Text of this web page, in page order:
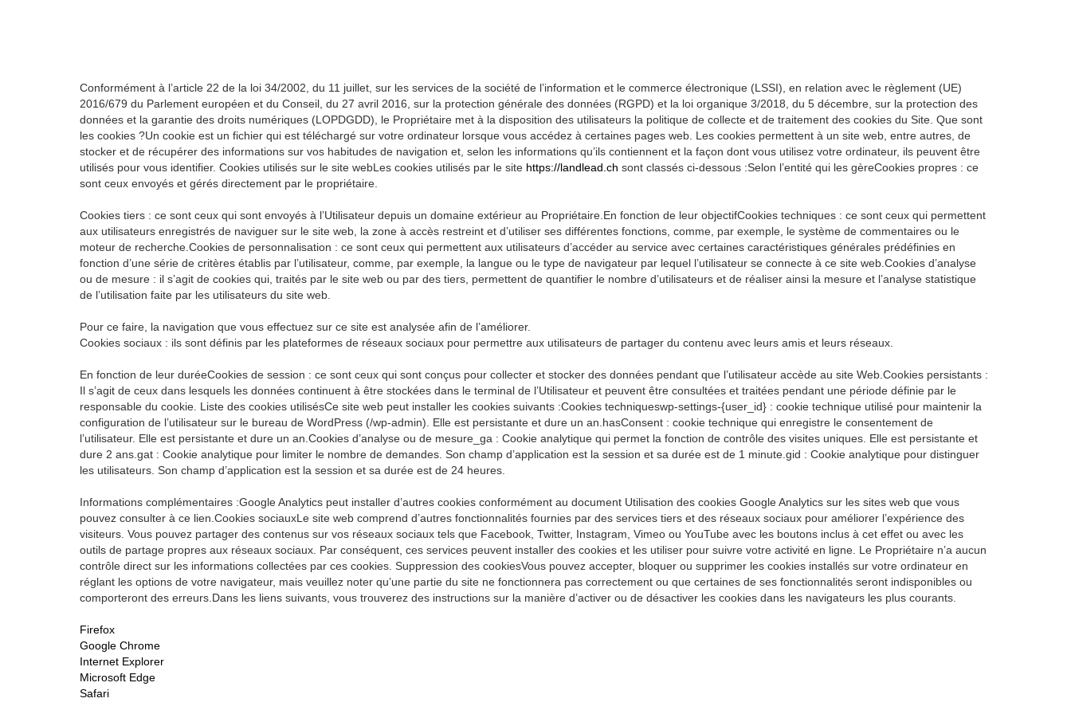
Conformément à l’article 22 de la loi 34/2002, du 11 juillet, sur les services de la société de l’information et le commerce électronique (LSSI), en relation avec le règlement (UE)
2016/679 du Parlement européen et du Conseil, du 27 avril 2016, sur la protection générale des données (RGPD) et la loi organique 3/2018, du 5 décembre, sur la protection des
données et la garantie des droits numériques (LOPDGDD), le Propriétaire met à la disposition des utilisateurs la politique de collecte et de traitement des cookies du Site. Que sont
les cookies ?Un cookie est un fichier qui est téléchargé sur votre ordinateur lorsque vous accédez à certaines pages web. Les cookies permettent à un site web, entre autres, de
stocker et de récupérer des informations sur vos habitudes de navigation et, selon les informations qu’ils contiennent et la façon dont vous utilisez votre ordinateur, ils peuvent être
utilisés pour vous identifier. Cookies utilisés sur le site webLes cookies utilisés par le site https://landlead.ch sont classés ci-dessous :Selon l’entité qui les gèreCookies propres : ce
sont ceux envoyés et gérés directement par le propriétaire.
Cookies tiers : ce sont ceux qui sont envoyés à l’Utilisateur depuis un domaine extérieur au Propriétaire.En fonction de leur objectifCookies techniques : ce sont ceux qui permettent
aux utilisateurs enregistrés de naviguer sur le site web, la zone à accès restreint et d’utiliser ses différentes fonctions, comme, par exemple, le système de commentaires ou le
moteur de recherche.Cookies de personnalisation : ce sont ceux qui permettent aux utilisateurs d’accéder au service avec certaines caractéristiques générales prédéfinies en
fonction d’une série de critères établis par l’utilisateur, comme, par exemple, la langue ou le type de navigateur par lequel l’utilisateur se connecte à ce site web.Cookies d’analyse
ou de mesure : il s’agit de cookies qui, traités par le site web ou par des tiers, permettent de quantifier le nombre d’utilisateurs et de réaliser ainsi la mesure et l’analyse statistique
de l’utilisation faite par les utilisateurs du site web.
Pour ce faire, la navigation que vous effectuez sur ce site est analysée afin de l’améliorer.
Cookies sociaux : ils sont définis par les plateformes de réseaux sociaux pour permettre aux utilisateurs de partager du contenu avec leurs amis et leurs réseaux.
En fonction de leur duréeCookies de session : ce sont ceux qui sont conçus pour collecter et stocker des données pendant que l’utilisateur accède au site Web.Cookies persistants :
Il s’agit de ceux dans lesquels les données continuent à être stockées dans le terminal de l’Utilisateur et peuvent être consultées et traitées pendant une période définie par le
responsable du cookie. Liste des cookies utilisésCe site web peut installer les cookies suivants :Cookies techniqueswp-settings-{user_id} : cookie technique utilisé pour maintenir la
configuration de l’utilisateur sur le bureau de WordPress (/wp-admin). Elle est persistante et dure un an.hasConsent : cookie technique qui enregistre le consentement de
l’utilisateur. Elle est persistante et dure un an.Cookies d’analyse ou de mesure_ga : Cookie analytique qui permet la fonction de contrôle des visites uniques. Elle est persistante et
dure 2 ans.gat : Cookie analytique pour limiter le nombre de demandes. Son champ d’application est la session et sa durée est de 1 minute.gid : Cookie analytique pour distinguer
les utilisateurs. Son champ d’application est la session et sa durée est de 24 heures.
Informations complémentaires :Google Analytics peut installer d’autres cookies conformément au document Utilisation des cookies Google Analytics sur les sites web que vous
pouvez consulter à ce lien.Cookies sociauxLe site web comprend d’autres fonctionnalités fournies par des services tiers et des réseaux sociaux pour améliorer l’expérience des
visiteurs. Vous pouvez partager des contenus sur vos réseaux sociaux tels que Facebook, Twitter, Instagram, Vimeo ou YouTube avec les boutons inclus à cet effet ou avec les
outils de partage propres aux réseaux sociaux. Par conséquent, ces services peuvent installer des cookies et les utiliser pour suivre votre activité en ligne. Le Propriétaire n’a aucun
contrôle direct sur les informations collectées par ces cookies. Suppression des cookiesVous pouvez accepter, bloquer ou supprimer les cookies installés sur votre ordinateur en
réglant les options de votre navigateur, mais veuillez noter qu’une partie du site ne fonctionnera pas correctement ou que certaines de ses fonctionnalités seront indisponibles ou
comporteront des erreurs.Dans les liens suivants, vous trouverez des instructions sur la manière d’activer ou de désactiver les cookies dans les navigateurs les plus courants.
Firefox
Google Chrome
Internet Explorer
Microsoft Edge
Safari